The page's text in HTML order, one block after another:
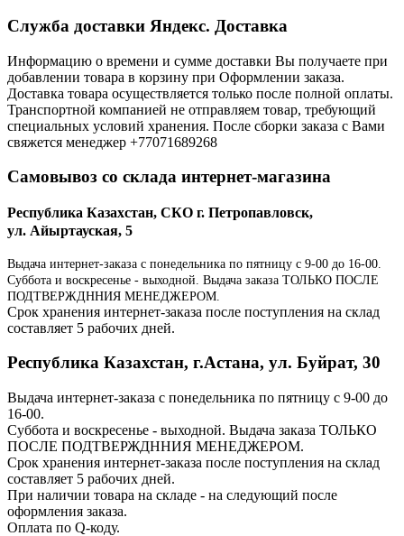
Служба доставки Яндекс. Доставка
Информацию о времени и сумме доставки Вы получаете при
добавлении товара в корзину при Оформлении заказа.
Доставка товара осуществляется только после полной оплаты.
Транспортной компанией не отправляем товар, требующий
специальных условий хранения. После сборки заказа с Вами
свяжется менеджер +77071689268
Самовывоз со склада интернет-магазина
Республика Казахстан, СКО г. Петропавловск,
ул. Айыртауская, 5
Выдача интернет-заказа с понедельника по пятницу с 9-00 до 16-00.
Суббота и воскресенье - выходной. Выдача заказа ТОЛЬКО ПОСЛЕ
ПОДТВЕРЖДННИЯ МЕНЕДЖЕРОМ.
Срок хранения интернет-заказа после поступления на склад
составляет 5 рабочих дней.
Республика Казахстан, г.Астана, ул. Буйрат, 30
Выдача интернет-заказа с понедельника по пятницу с 9-00 до
16-00.
Суббота и воскресенье - выходной. Выдача заказа ТОЛЬКО
ПОСЛЕ ПОДТВЕРЖДННИЯ МЕНЕДЖЕРОМ.
Срок хранения интернет-заказа после поступления на склад
составляет 5 рабочих дней.
При наличии товара на складе - на следующий после
оформления заказа.
Оплата по Q-коду.